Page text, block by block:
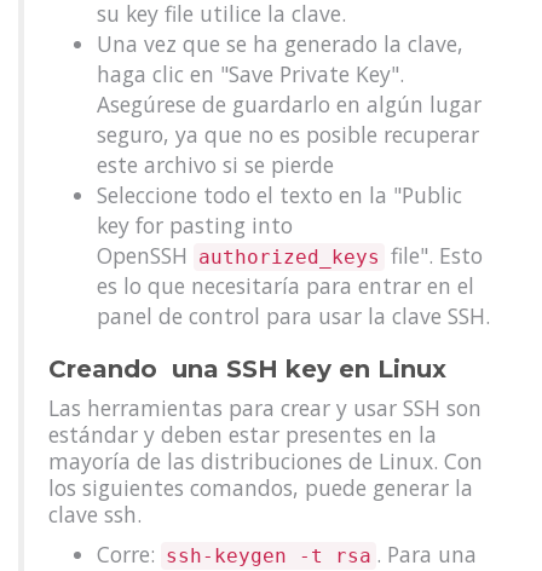
su key file utilice la clave.
Una vez que se ha generado la clave,
haga clic en "Save Private Key".
Asegúrese de guardarlo en algún lugar
seguro, ya que no es posible recuperar
este archivo si se pierde
Seleccione todo el texto en la "Public
key for pasting into
OpenSSH
authorized_keys file". Esto
es lo que necesitaría para entrar en el
panel de control para usar la clave SSH.
Creando una SSH key en Linux
Las herramientas para crear y usar SSH son
estándar y deben estar presentes en la
mayoría de las distribuciones de Linux. Con
los siguientes comandos, puede generar la
clave ssh.
Corre: ssh-keygen -t rsa . Para una